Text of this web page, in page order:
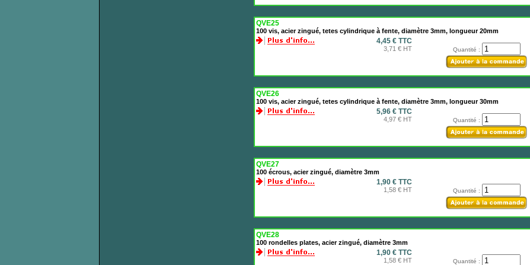
QVE25
100 vis, acier zingué, tetes cylindrique à fente, diamètre 3mm, longueur 20mm
4,45 € TTC
3,71 € HT Quantité :
QVE26
100 vis, acier zingué, tetes cylindrique à fente, diamètre 3mm, longueur 30mm
5,96 € TTC
4,97 € HT Quantité :
QVE27
100 écrous, acier zingué, diamètre 3mm
1,90 € TTC
1,58 € HT Quantité :
QVE28
100 rondelles plates, acier zingué, diamètre 3mm
1,90 € TTC
1,58 € HT Quantité :